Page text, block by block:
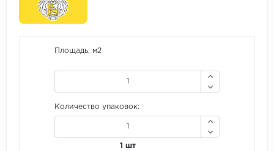
Площадь, м2
Количество упаковок:
1 шт